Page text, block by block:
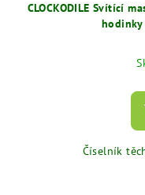
CLOCKODILE Svítící
Číselník